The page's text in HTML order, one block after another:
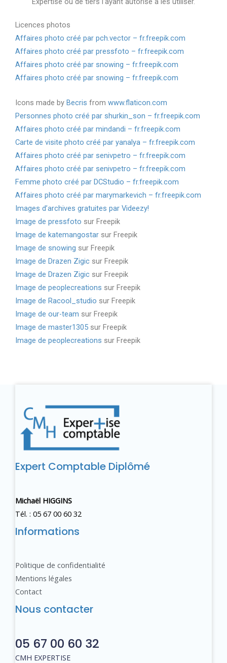
Licences photos
Affaires photo créé par pch.vector – fr.freepik.com
Affaires photo créé par pressfoto – fr.freepik.com
Affaires photo créé par snowing – fr.freepik.com
Affaires photo créé par snowing – fr.freepik.com
Icons made by Becris from www.flaticon.com
Personnes photo créé par shurkin_son – fr.freepik.com
Affaires photo créé par mindandi – fr.freepik.com
Carte de visite photo créé par yanalya – fr.freepik.com
Affaires photo créé par senivpetro – fr.freepik.com
Affaires photo créé par senivpetro – fr.freepik.com
Femme photo créé par DCStudio – fr.freepik.com
Affaires photo créé par marymarkevich – fr.freepik.com
Images d’archives gratuites par Videezy!
Image de pressfoto sur Freepik
Image de katemangostar sur Freepik
Image de snowing sur Freepik
Image de Drazen Zigic sur Freepik
Image de Drazen Zigic sur Freepik
Image de peoplecreations sur Freepik
Image de Racool_studio sur Freepik
Image de our-team sur Freepik
Image de master1305 sur Freepik
Image de peoplecreations sur Freepik
Expert Comptable Diplômé
Michaël HIGGINS
Tél. : 05 67 00 60 32
Informations
Politique de confidentialité
Mentions légales
Contact
Nous contacter
05 67 00 60 32
CMH EXPERTISE